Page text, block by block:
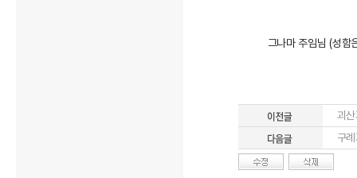
그나마 주임님 (성함
괴
구